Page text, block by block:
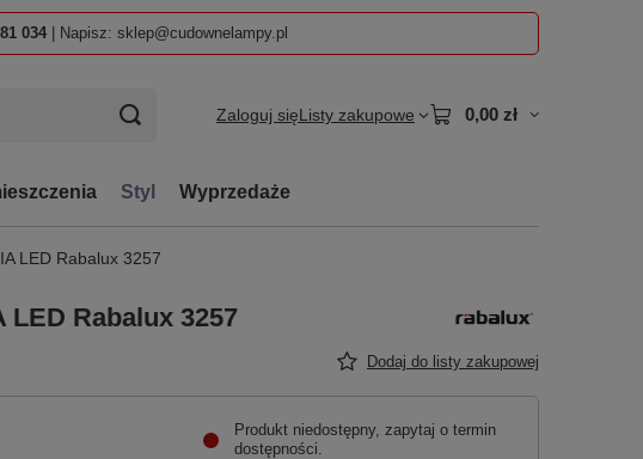
034 | Napisz: sklep@cudownelampy.pl
Zaloguj sięListy zakupowe 0,00 zł
Styl Wyprzedaże
LED Rabalux 3257
LED Rabalux 3257
Dodaj do listy zakupowej
Produkt niedostępny, zapytaj o termin
dostępności